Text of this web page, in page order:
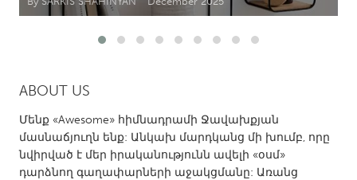
Kitchener-Waterloo
Newmarket
Ottawa
South Shore
Toronto
ABOUT US
Մենք «Awesome» հիմնադրամի Ջավախքյան
մասնաճյուղն ենք: Անկախ մարդկանց մի խումբ, որը
նվիրված է մեր իրականությունն ավելի «օսմ»
դարձնող գաղափարների աջակցմանը: Առանց